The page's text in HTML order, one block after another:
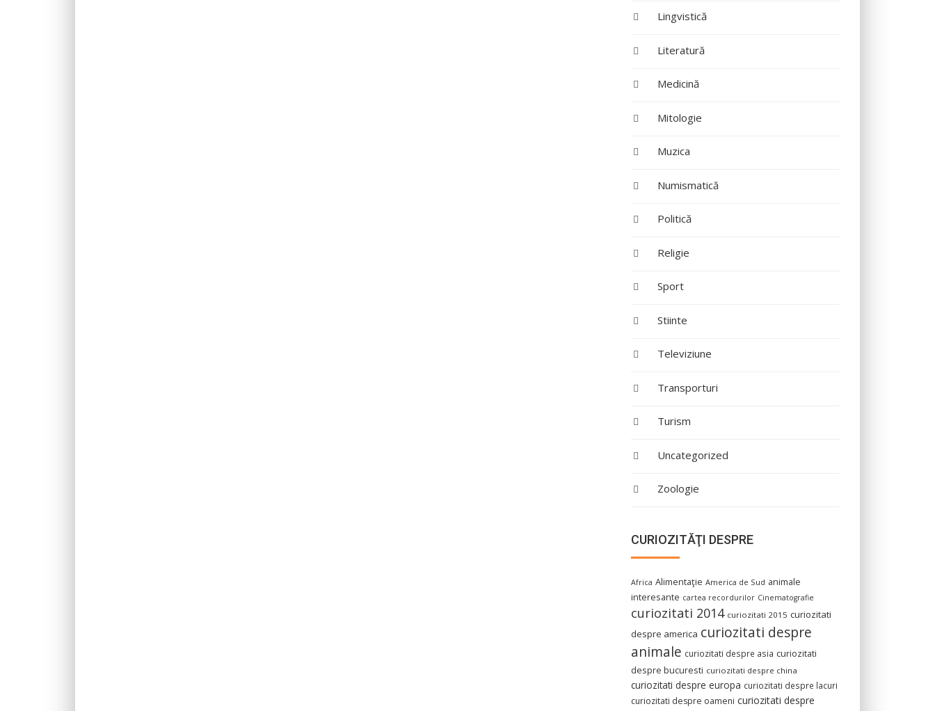
Lingvistică
Literatură
Medicină
Mitologie
Muzica
Numismatică
Politică
Religie
Sport
Stiinte
Televiziune
Transporturi
Turism
Uncategorized
Zoologie
CURIOZITĂŢI DESPRE
Africa Alimentaţie America de Sud animale
interesante cartea recordurilor Cinematografie
curiozitati 2014 curiozitati 2015 curiozitati
despre america curiozitati despre
animale curiozitati despre asia curiozitati
despre bucuresti curiozitati despre china
curiozitati despre europa curiozitati despre lacuri
curiozitati despre oameni curiozitati despre